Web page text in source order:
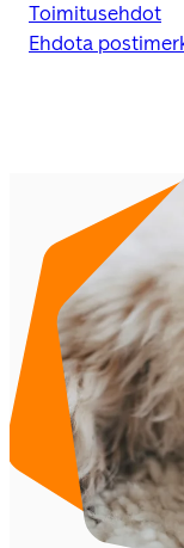
Toimitusehdot
Ehdota